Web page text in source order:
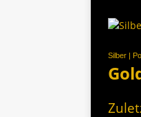
Silber |